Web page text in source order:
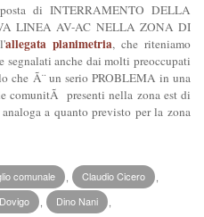
di INTERRAMENTO DELLA
LINEA AV-AC NELLA ZONA DI
allegata planimetria, che riteniamo
anche dai molti preoccupati
che Ã¨ un serio PROBLEMA in una
comunitÃ presenti nella zona est di
a quanto previsto per la zona
comunale Claudio Cicero
Dino Nani